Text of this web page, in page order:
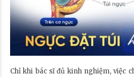
Chỉ khi bác sĩ đủ kinh nghiệm, việc